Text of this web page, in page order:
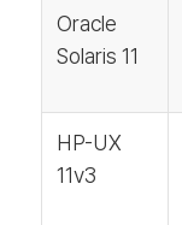
Oracle
Solaris 11
HP-UX
11v3